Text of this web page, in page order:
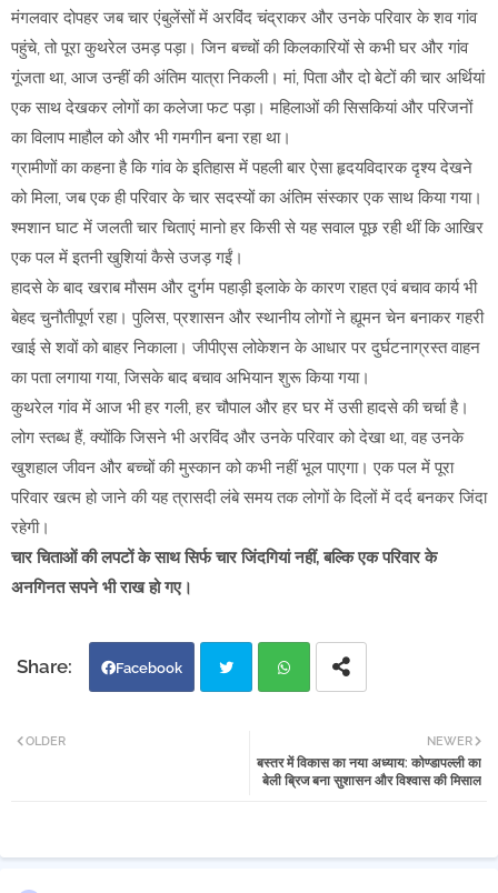
मंगलवार दोपहर जब चार एंबुलेंसों में अरविंद चंद्राकर और उनके परिवार के शव गांव
पहुंचे, तो पूरा कुथरेल उमड़ पड़ा। जिन बच्चों की किलकारियों से कभी घर और गांव
गूंजता था, आज उन्हीं की अंतिम यात्रा निकली। मां, पिता और दो बेटों की चार अर्थियां
एक साथ देखकर लोगों का कलेजा फट पड़ा। महिलाओं की सिसकियां और परिजनों
का विलाप माहौल को और भी गमगीन बना रहा था।
ग्रामीणों का कहना है कि गांव के इतिहास में पहली बार ऐसा हृदयविदारक दृश्य देखने
को मिला, जब एक ही परिवार के चार सदस्यों का अंतिम संस्कार एक साथ किया गया।
श्मशान घाट में जलती चार चिताएं मानो हर किसी से यह सवाल पूछ रही थीं कि आखिर
एक पल में इतनी खुशियां कैसे उजड़ गईं।
हादसे के बाद खराब मौसम और दुर्गम पहाड़ी इलाके के कारण राहत एवं बचाव कार्य भी
बेहद चुनौतीपूर्ण रहा। पुलिस, प्रशासन और स्थानीय लोगों ने ह्यूमन चेन बनाकर गहरी
खाई से शवों को बाहर निकाला। जीपीएस लोकेशन के आधार पर दुर्घटनाग्रस्त वाहन
का पता लगाया गया, जिसके बाद बचाव अभियान शुरू किया गया।
कुथरेल गांव में आज भी हर गली, हर चौपाल और हर घर में उसी हादसे की चर्चा है।
लोग स्तब्ध हैं, क्योंकि जिसने भी अरविंद और उनके परिवार को देखा था, वह उनके
खुशहाल जीवन और बच्चों की मुस्कान को कभी नहीं भूल पाएगा। एक पल में पूरा
परिवार खत्म हो जाने की यह त्रासदी लंबे समय तक लोगों के दिलों में दर्द बनकर जिंदा
रहेगी।
चार चिताओं की लपटों के साथ सिर्फ चार जिंदगियां नहीं, बल्कि एक परिवार के
अनगिनत सपने भी राख हो गए।
Facebook
atsa
NEWER
बस्तर में विकास का नया अध्याय: कोण्डापल्ली का
बेली ब्रिज बना सुशासन और विश्वास की मिसाल
OLDER